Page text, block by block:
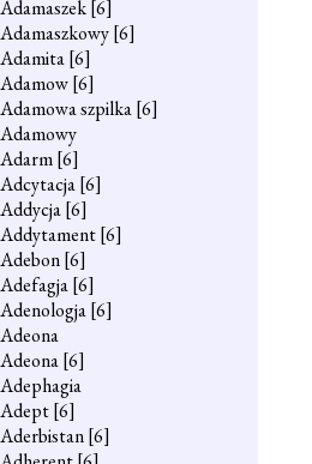
Adamaszek[6]
Adamaszkowy[6]
Adamita[6]
Adamow[6]
Adamowa szpilka[6]
Adamowy
Adarm[6]
Adcytacja[6]
Addycja[6]
Addytament[6]
Adebon[6]
Adefagja[6]
Adenologja[6]
Adeona
Adeona[6]
Adephagia
Adept[6]
Aderbistan[6]